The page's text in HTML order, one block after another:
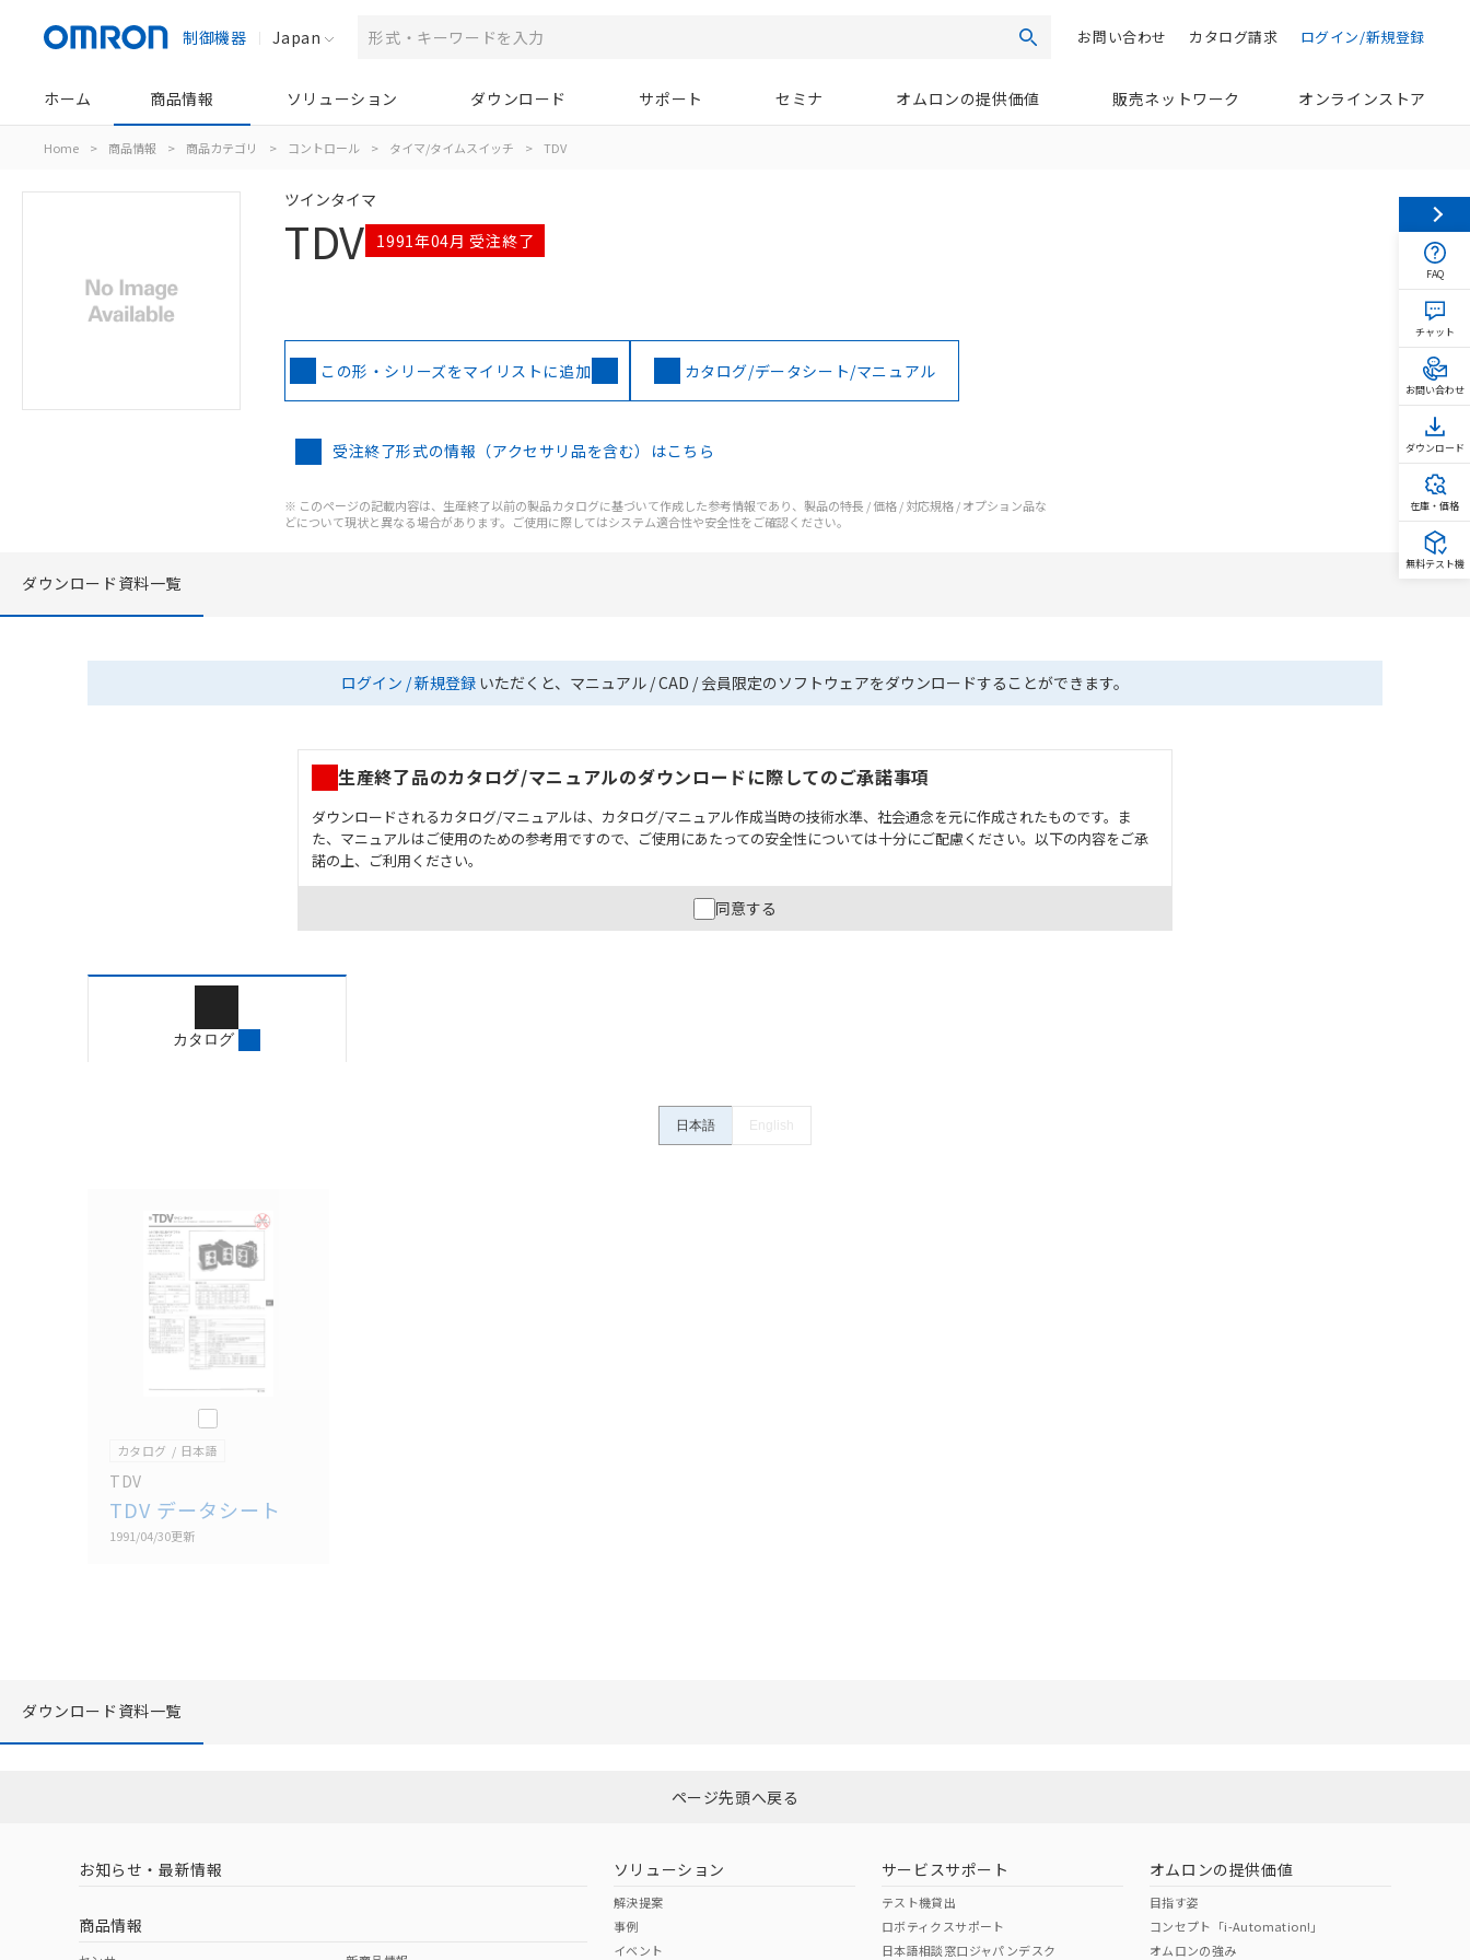
制御機器 Japan 検索 ログイン/新規登録
カタログ請求
お問い合わせ
ホーム 商品情報 ソリューション ダウンロード サポート セミナ オムロンの提供価値 販売ネットワーク オンラインストア
Home > 商品情報 > 商品カテゴリ > コントロール > タイマ/タイムスイッチ > TDV
ツインタイマ
TDV 1991年04月 受注終了
この形・シリーズをマイリストに追加 カタログ/データシート/マニュアル
受注終了形式の情報（アクセサリ品を含む）はこちら
※ このページの記載内容は、生産終了以前の製品カタログに基づいて作成した参考情報であり、製品の特長 / 価格 / 対応規格 / オプション品な
どについて現状と異なる場合があります。ご使用に際してはシステム適合性や安全性をご確認ください。
ダウンロード資料一覧
ログイン / 新規登録 いただくと、マニュアル / CAD / 会員限定のソフトウェアをダウンロードすることができます。
生産終了品のカタログ/マニュアルのダウンロードに際してのご承諾事項
ダウンロードされるカタログ/マニュアルは、カタログ/マニュアル作成当時の技術水準、社会通念を元に作成されたものです。ま
た、マニュアルはご使用のための参考用ですので、ご使用にあたっての安全性については十分にご配慮ください。以下の内容をご承
諾の上、ご利用ください。
お客様が本製品を人命や財産に重大な危険を及ぼすような用途に使用される場合には、システム全体として危険を知らせたり、冗
長設計により必要な安全性を確保できるよう設計されていること、および本製品が全体の中で意図した用途に対して適切に配電・
カタログ/マニュアルに記載されているアプリケーション事例は参考用ですので、ご採用に際しては機器・装置の機能や安全性を
同意する
カタログ
日本語 English
このカタログを選択
カタログ 日本語
TDV
TDV データシート
1991/04/30更新
ダウンロード資料一覧
ページ先頭へ戻る
お知らせ・最新情報
商品情報
ソリューション
解決提案
事例
イベント
サービスサポート
テスト機貸出
ロボティクスサポート
日本語相談窓口ジャパンデスク
オムロンの提供価値
目指す姿
コンセプト「i-Automation!」
オムロンの強み
FAQ
チャット
お問い合わせ
ダウンロード
在庫・価格
無料テスト機